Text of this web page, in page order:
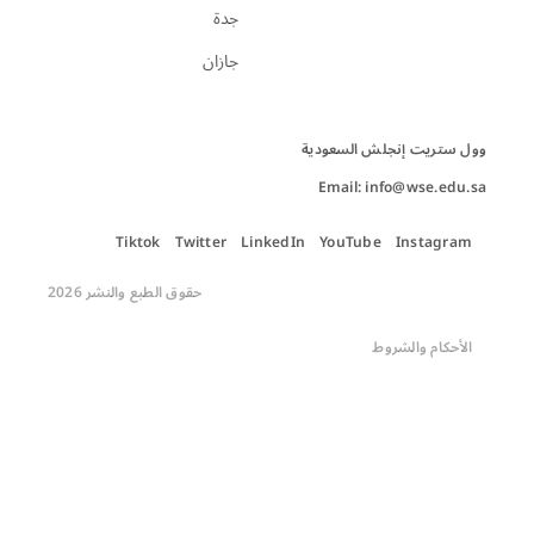
جدة
جازان
وول ستريت إنجلش السعودية
Email: info@wse.edu.sa
Instagram
YouTube
LinkedIn
Twitter
Tiktok
حقوق الطبع والنشر 2026
الأحكام والشروط